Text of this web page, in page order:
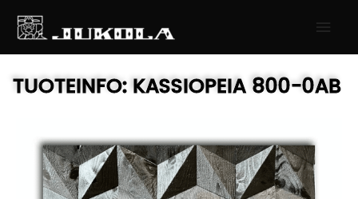
SISÄLTÖÖN
TUOTEINFO:KASSIOPEIA800-0AB